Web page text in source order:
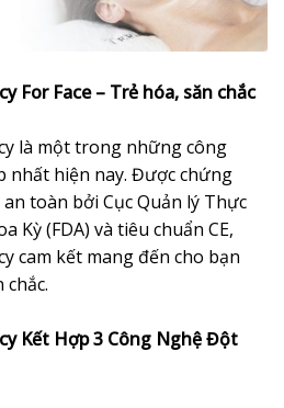
For Face – Trẻ hóa, săn chắc
là một trong những công
nhất hiện nay. Được chứng
toàn bởi Cục Quản lý Thực
Kỳ (FDA) và tiêu chuẩn CE,
cam kết mang đến cho bạn
chắc.
Kết Hợp 3 Công Nghệ Đột